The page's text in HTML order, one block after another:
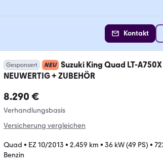
Kontakt
Gesponsert NEU
Suzuki King Quad LT-A750X
NEUWERTIG + ZUBEHÖR
8.290 €
Verhandlungsbasis
Versicherung vergleichen
Quad • EZ 10/2013 • 2.459 km • 36 kW (49 PS) •
Benzin